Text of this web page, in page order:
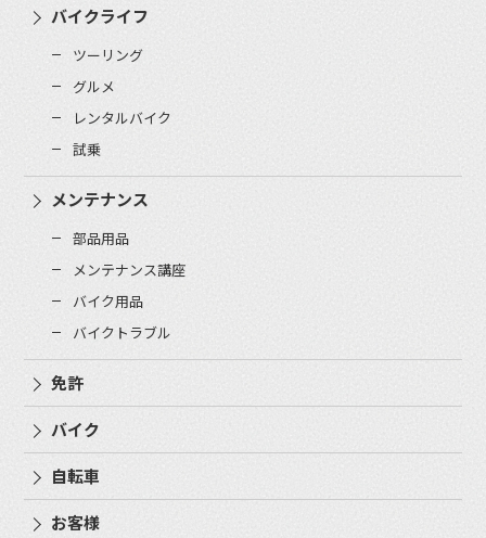
バイクライフ
ツーリング
グルメ
レンタルバイク
試乗
メンテナンス
部品用品
メンテナンス講座
バイク用品
バイクトラブル
免許
バイク
自転車
お客様